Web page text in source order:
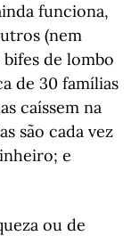
funciona,
(nem
bifes de lombo
de 30 famílias
caíssem na
são cada vez
e
ou de